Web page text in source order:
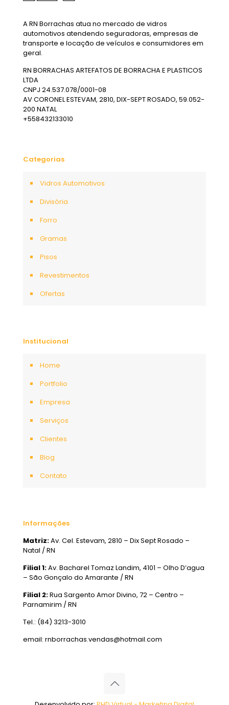
A RN Borrachas atua no mercado de vidros
automotivos atendendo seguradoras, empresas de
transporte e locação de veículos e consumidores em
geral.
RN BORRACHAS ARTEFATOS DE BORRACHA E PLASTICOS
LTDA
CNPJ 24.537.078/0001-08
AV CORONEL ESTEVAM, 2810, DIX-SEPT ROSADO, 59.052-
200 NATAL
+558432133010
Categorias
Vidros Automotivos
Divisória
Forro
Gramas
Pisos
Revestimentos
Ofertas
Institucional
Home
Portfolio
Empresa
Serviços
Clientes
Blog
Contato
Informações
Matriz:Av. Cel. Estevam, 2810 – Dix Sept Rosado –
Natal / RN
Filial 1:Av. Bacharel Tomaz Landim, 4101 – Olho D’agua
– São Gonçalo do Amarante / RN
Filial 2:Rua Sargento Amor Divino, 72 – Centro –
Parnamirim / RN
Tel.: (84) 3213-3010
email: rnborrachas.vendas@hotmail.com